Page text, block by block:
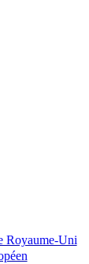
Royaume-Uni